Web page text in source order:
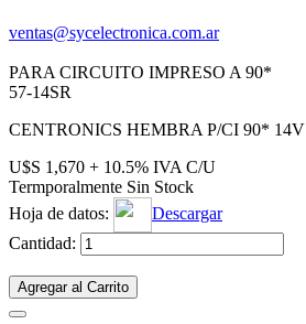
ventas@sycelectronica.com.ar
PARA CIRCUITO IMPRESO A 90*
57-14SR
CENTRONICS HEMBRA P/CI 90* 14V
U$S 1,670 + 10.5% IVA C/U
Termporalmente Sin Stock
Hoja de datos:
Descargar
Cantidad:
Agregar al Carrito